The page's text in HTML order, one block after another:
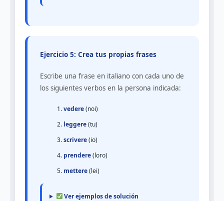
Ejercicio 5: Crea tus propias frases
Escribe una frase en italiano con cada uno de
los siguientes verbos en la persona indicada:
vedere(noi)
leggere(tu)
scrivere(io)
prendere(loro)
mettere(lei)
Ver ejemplos de solución